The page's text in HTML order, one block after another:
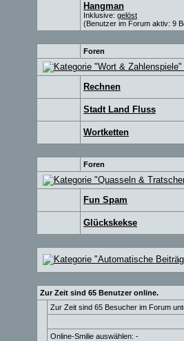
Hangman
Inklusive: gelöst
(Benutzer im Forum aktiv: 9
Foren
Rechnen
Stadt Land Fluss
Wortketten
Foren
Fun Spam
Glückskekse
Zur Zeit sind 65 Benutzer online.
Zur Zeit sind 65 Besucher im Forum
Online-Smilie auswählen: -